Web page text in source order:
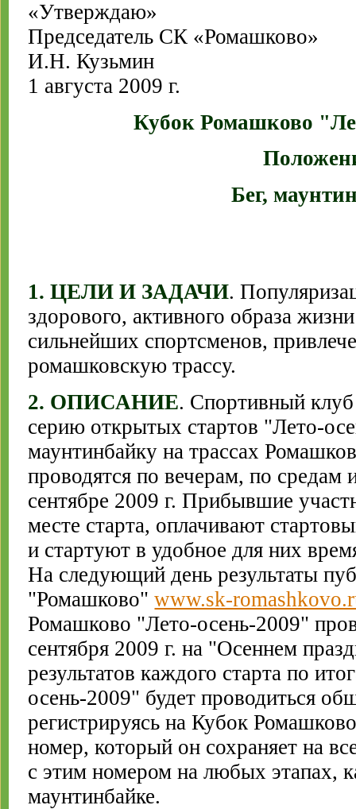
«Утверждаю»
Председатель СК «Ромашково»
И.Н. Кузьмин
1 августа 2009 г.
Кубок Ромашково
Бег,
1. ЦЕЛИ И ЗАДАЧИ.
здорового, активного образа
сильнейших спортсменов,
ромашковскую трассу.
2. ОПИСАНИЕ. Спортивный
серию открытых стартов "Лето-
маунтинбайку на трассах
проводятся по вечерам, по средам
сентябре 2009 г. Прибывшие
месте старта, оплачивают
и стартуют в удобное для них
На следующий день результаты
"Ромашково"www.sk-
Ромашково "Лето-осень-2009"
сентября 2009 г. на "Осеннем
результатов каждого старта по
осень-2009" будет проводиться
регистрируясь на Кубок
номер, который он сохраняет на
с этим номером на любых этапах,
маунтинбайке.